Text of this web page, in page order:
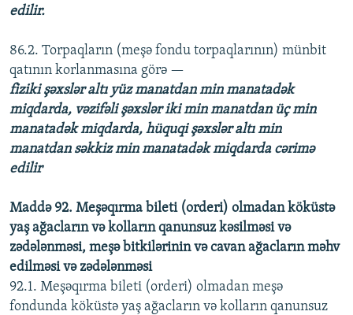
edilir.
86.2. Torpaqların (meşə fondu torpaqlarının) münbit
qatının korlanmasına görə —
fiziki şəxslər altı yüz manatdan min manatadək
miqdarda, vəzifəli şəxslər iki min manatdan üç min
manatadək miqdarda, hüquqi şəxslər altı min
manatdan səkkiz min manatadək miqdarda cərimə
edilir
Maddə 92. Meşəqırma bileti (orderi) olmadan köküstə
yaş ağacların və kolların qanunsuz kəsilməsi və
zədələnməsi, meşə bitkilərinin və cavan ağacların məhv
edilməsi və zədələnməsi
92.1. Meşəqırma bileti (orderi) olmadan meşə
fondunda köküstə yaş ağacların və kolların qanunsuz